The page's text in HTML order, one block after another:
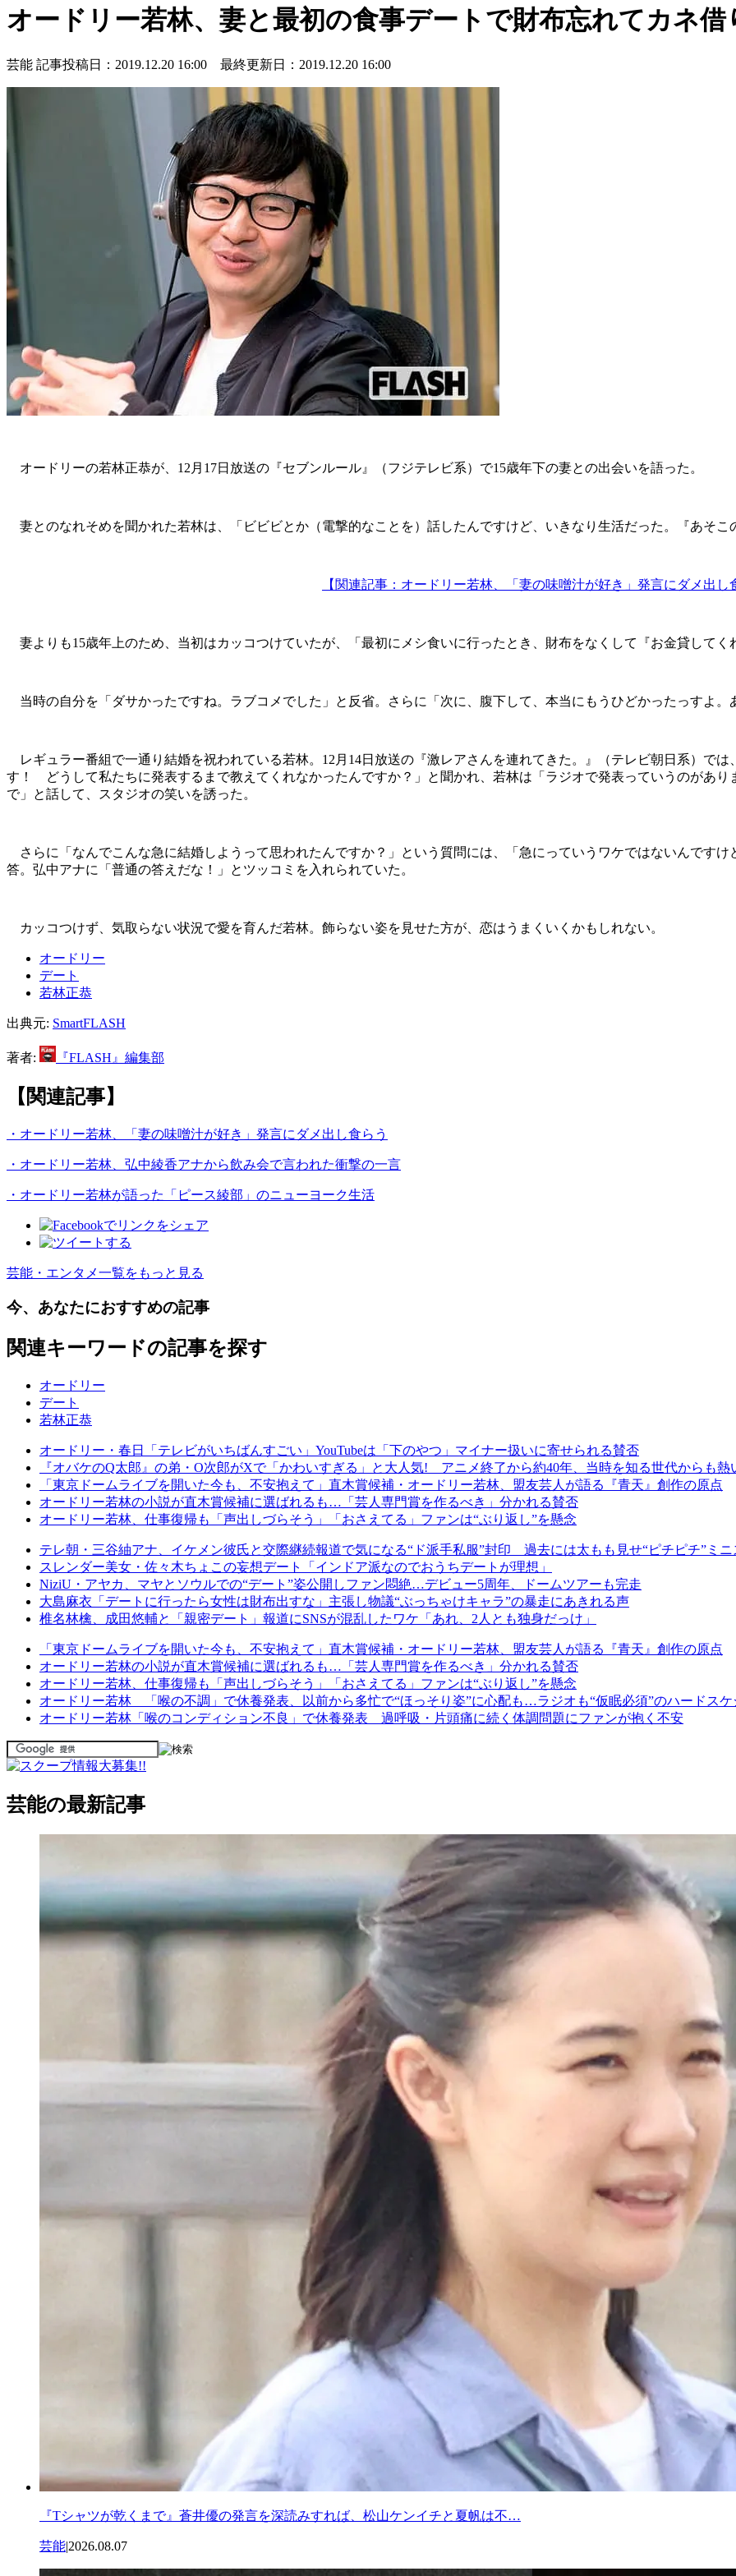
オードリー若林、妻と最初の食事デートで財布忘れてカネ借
芸能 記事投稿日：2019.12.20 16:00 最終更新日：2019.12.20 16:00
オードリーの若林正恭が、12月17日放送の『セブンルール』（フジテレビ系）で15歳年下の妻との出会いを語った。
妻とのなれそめを聞かれた若林は、「ビビビとか（電撃的なことを）話したんですけど、いきなり生活だった。『あそ
【関連記事：オードリー若林、「妻の味噌汁が好き」発言にダメ出し
妻よりも15歳年上のため、当初はカッコつけていたが、「最初にメシ食いに行ったとき、財布をなくして『お金貸してく
当時の自分を「ダサかったですね。ラブコメでした」と反省。さらに「次に、腹下して、本当にもうひどかったっすよ
レギュラー番組で一通り結婚を祝われている若林。12月14日放送の『激レアさんを連れてきた。』（テレビ朝日系）で
す！ どうして私たちに発表するまで教えてくれなかったんですか？」と聞かれ、若林は「ラジオで発表っていうのがあ
で」と話して、スタジオの笑いを誘った。
さらに「なんでこんな急に結婚しようって思われたんですか？」という質問には、「急にっていうワケではないんです
答。弘中アナに「普通の答えだな！」とツッコミを入れられていた。
カッコつけず、気取らない状況で愛を育んだ若林。飾らない姿を見せた方が、恋はうまくいくかもしれない。
オードリー
デート
若林正恭
出典元: SmartFLASH
著者: 『FLASH』編集部
【関連記事】
・オードリー若林、「妻の味噌汁が好き」発言にダメ出し食らう
・オードリー若林、弘中綾香アナから飲み会で言われた衝撃の一言
・オードリー若林が語った「ピース綾部」のニューヨーク生活
芸能・エンタメ一覧をもっと見る
今、あなたにおすすめの記事
関連キーワードの記事を探す
オードリー
デート
若林正恭
オードリー・春日「テレビがいちばんすごい」YouTubeは「下のやつ」マイナー扱いに寄せられる賛否
『オバケのQ太郎』の弟・O次郎がXで「かわいすぎる」と大人気! アニメ終了から約40年、当時を知る世代からも熱
「東京ドームライブを開いた今も、不安抱えて」直木賞候補・オードリー若林、盟友芸人が語る『青天』創作の原点
オードリー若林の小説が直木賞候補に選ばれるも…「芸人専門賞を作るべき」分かれる賛否
オードリー若林、仕事復帰も「声出しづらそう」「おさえてる」ファンは“ぶり返し”を懸念
テレ朝・三谷紬アナ、イケメン彼氏と交際継続報道で気になる“ド派手私服”封印 過去には太もも見せ“ピチピチ”ミニ
スレンダー美女・佐々木ちょこの妄想デート「インドア派なのでおうちデートが理想」
NiziU・アヤカ、マヤとソウルでの“デート”姿公開しファン悶絶…デビュー5周年、ドームツアーも完走
大島麻衣「デートに行ったら女性は財布出すな」主張し物議“ぶっちゃけキャラ”の暴走にあきれる声
椎名林檎、成田悠輔と「親密デート」報道にSNSが混乱したワケ「あれ、2人とも独身だっけ」
「東京ドームライブを開いた今も、不安抱えて」直木賞候補・オードリー若林、盟友芸人が語る『青天』創作の原点
オードリー若林の小説が直木賞候補に選ばれるも…「芸人専門賞を作るべき」分かれる賛否
オードリー若林、仕事復帰も「声出しづらそう」「おさえてる」ファンは“ぶり返し”を懸念
オードリー若林 「喉の不調」で休養発表、以前から多忙で“ほっそり姿”に心配も…ラジオも“仮眠必須”のハードスケ
オードリー若林「喉のコンディション不良」で休養発表 過呼吸・片頭痛に続く体調問題にファンが抱く不安
芸能の最新記事
『Tシャツが乾くまで』蒼井優の発言を深読みすれば、松山ケンイチと夏帆は不…
芸能|2026.08.07